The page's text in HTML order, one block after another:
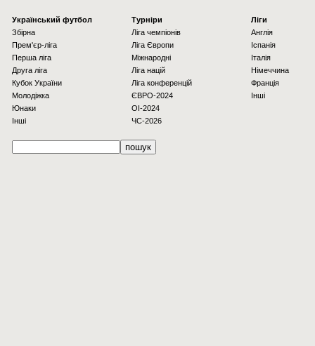
Українcький футбол
Збірна
Прем'єр-ліга
Перша ліга
Друга ліга
Кубок України
Молодіжка
Юнаки
Інші
Турніри
Ліга чемпіонів
Ліга Європи
Міжнародні
Ліга націй
Ліга конференцій
ЄВРО-2024
OI-2024
ЧС-2026
Ліги
Англія
Іспанія
Італія
Німеччина
Франція
Інші